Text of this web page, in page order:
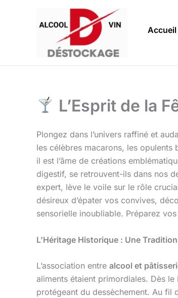
Accueil
L’Esprit de la
Plongez dans l’univers raffiné et
les célèbres macarons, les opulents
il est l’âme de créations
digestif, se retrouvent-ils dans nos
expert, lève le voile sur le rôle
désireux d’épater vos convives,
sensorielle inoubliable. Préparez
L’Héritage Historique : Une
L’association entre alcool et
aliments étaient primordiales. Dès
protégeant du dessèchement. Au fil